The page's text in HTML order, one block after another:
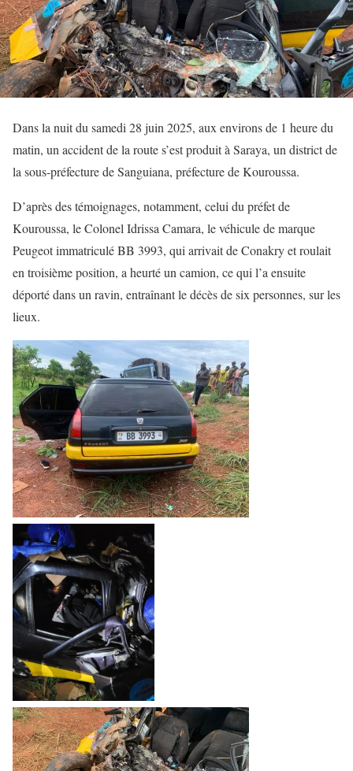
Dans la nuit du samedi 28 juin 2025, aux environs de 1 heure du
matin, un accident de la route s’est produit à Saraya, un district de
la sous-préfecture de Sanguiana, préfecture de Kouroussa.
D’après des témoignages, notamment, celui du préfet de
Kouroussa, le Colonel Idrissa Camara, le véhicule de marque
Peugeot immatriculé BB 3993, qui arrivait de Conakry et roulait
en troisième position, a heurté un camion, ce qui l’a ensuite
déporté dans un ravin, entraînant le décès de six personnes, sur les
lieux.